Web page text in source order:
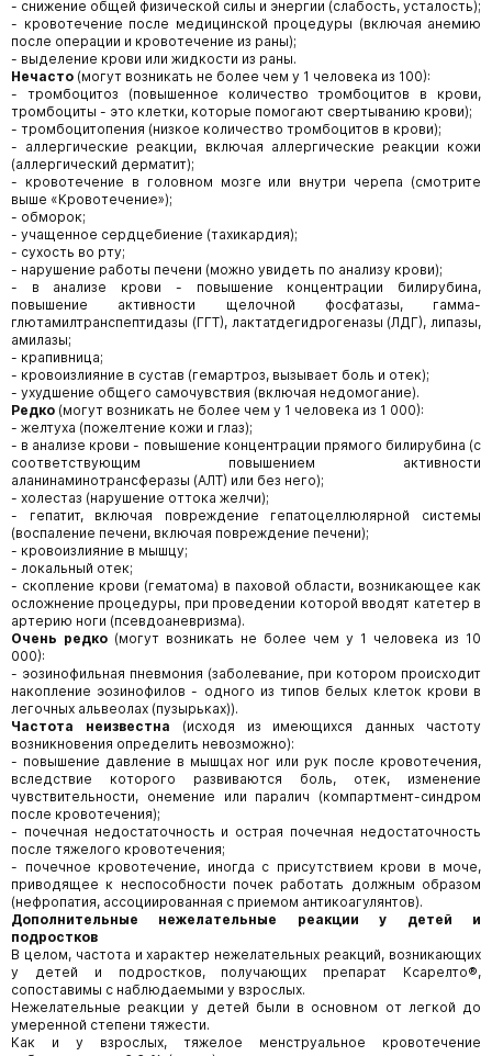
- снижение общей физической силы и энергии (слабость, усталость);
- кровотечение после медицинской процедуры (включая анемию
после операции и кровотечение из раны);
- выделение крови или жидкости из раны.
Нечасто (могут возникать не более чем у 1 человека из 100):
- тромбоцитоз (повышенное количество тромбоцитов в крови,
тромбоциты - это клетки, которые помогают свертыванию крови);
- тромбоцитопения (низкое количество тромбоцитов в крови);
- аллергические реакции, включая аллергические реакции кожи
(аллергический дерматит);
- кровотечение в головном мозге или внутри черепа (смотрите
выше «Кровотечение»);
- обморок;
- учащенное сердцебиение (тахикардия);
- сухость во рту;
- нарушение работы печени (можно увидеть по анализу крови);
- в анализе крови - повышение концентрации билирубина,
повышение активности щелочной фосфатазы, гамма-
глютамилтранспептидазы (ГГТ), лактатдегидрогеназы (ЛДГ), липазы,
амилазы;
- крапивница;
- кровоизлияние в сустав (гемартроз, вызывает боль и отек);
- ухудшение общего самочувствия (включая недомогание).
Редко (могут возникать не более чем у 1 человека из 1 000):
- желтуха (пожелтение кожи и глаз);
- в анализе крови - повышение концентрации прямого билирубина (с
соответствующим повышением активности
аланинаминотрансферазы (АЛТ) или без него);
- холестаз (нарушение оттока желчи);
- гепатит, включая повреждение гепатоцеллюлярной системы
(воспаление печени, включая повреждение печени);
- кровоизлияние в мышцу;
- локальный отек;
- скопление крови (гематома) в паховой области, возникающее как
осложнение процедуры, при проведении которой вводят катетер в
артерию ноги (псевдоаневризма).
Очень редко (могут возникать не более чем у 1 человека из 10
000):
- эозинофильная пневмония (заболевание, при котором происходит
накопление эозинофилов - одного из типов белых клеток крови в
легочных альвеолах (пузырьках)).
Частота неизвестна (исходя из имеющихся данных частоту
возникновения определить невозможно):
- повышение давление в мышцах ног или рук после кровотечения,
вследствие которого развиваются боль, отек, изменение
чувствительности, онемение или паралич (компартмент-синдром
после кровотечения);
- почечная недостаточность и острая почечная недостаточность
после тяжелого кровотечения;
- почечное кровотечение, иногда с присутствием крови в моче,
приводящее к неспособности почек работать должным образом
(нефропатия, ассоциированная с приемом антикоагулянтов).
Дополнительные нежелательные реакции у детей и
подростков
В целом, частота и характер нежелательных реакций, возникающих
у детей и подростков, получающих препарат Ксарелто®,
сопоставимы с наблюдаемыми у взрослых.
Нежелательные реакции у детей были в основном от легкой до
умеренной степени тяжести.
Как и у взрослых, тяжелое менструальное кровотечение